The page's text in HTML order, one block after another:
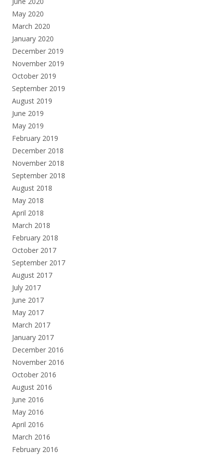
May 2020
March 2020
January 2020
December 2019
November 2019
October 2019
September 2019
August 2019
June 2019
May 2019
February 2019
December 2018
November 2018
September 2018
August 2018
May 2018
April 2018
March 2018
February 2018
October 2017
September 2017
August 2017
July 2017
June 2017
May 2017
March 2017
January 2017
December 2016
November 2016
October 2016
August 2016
June 2016
May 2016
April 2016
March 2016
February 2016